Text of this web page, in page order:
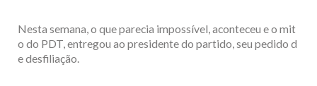
Nesta semana, o que parecia impossível, aconteceu e o mit
o do PDT, entregou ao presidente do partido, seu pedido d
e desfiliação.